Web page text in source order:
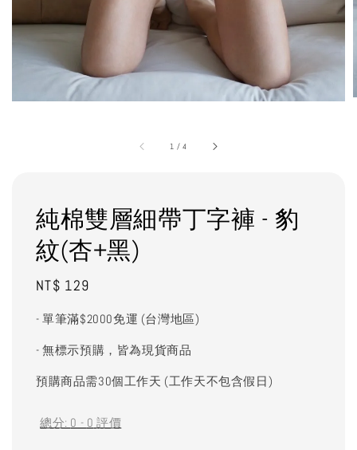
1 /4
純棉雙層細帶丁字褲 - 豹
紋(杏+黑)
Regular
NT$ 129
- 單筆滿$2000免運 (台灣地區)
- 無標示預購，皆為現貨商品
預購商品需30個工作天 (工作天不包含假日)
總分: 0 - 0 評價